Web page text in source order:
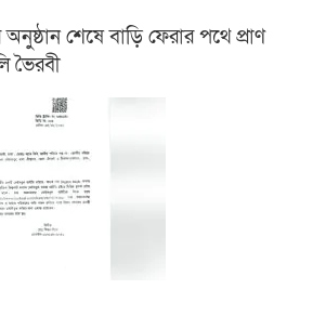
শেষে বাড়ি ফেরার পথে প্রাণ
ভৈরবী